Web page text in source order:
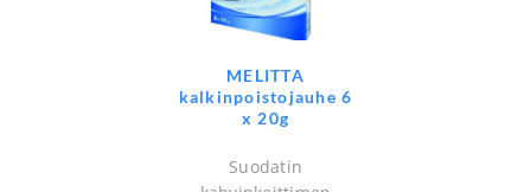
MELITTA
kalkinpoistojauhe 6
x 20g
Suodatin